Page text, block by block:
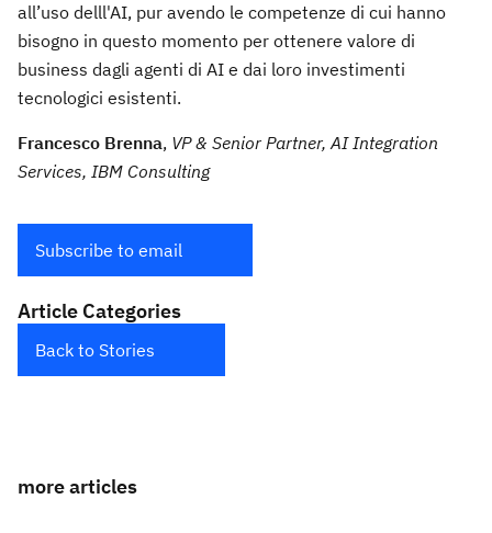
all’uso delll'AI, pur avendo le competenze di cui hanno
bisogno in questo momento per ottenere valore di
business dagli agenti di AI e dai loro investimenti
tecnologici esistenti.
Francesco Brenna, VP & Senior Partner, AI Integration
Services, IBM Consulting
Subscribe to email
Article Categories
Back to Stories
more articles